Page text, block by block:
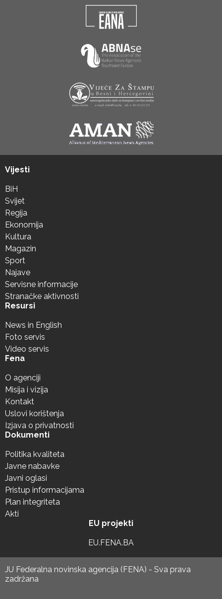
Vijesti
BiH
Svijet
Regija
Ekonomija
Kultura
Magazin
Sport
Najave
Servisne informacije
Stranačke aktivnosti
Resursi
News in English
Foto servis
Video servis
Fena
O agenciji
Misija i vizija
Kontakt
Uslovi korištenja
Izjava o privatnosti
Dokumenti
Politika kvaliteta
Javne nabavke
Javni oglasi
Pristup informacijama
Plan integriteta
Akti
EU projekti
EU.FENA.BA
JU Federalna novinska agencija (FENA) - Sva prava
zadržana